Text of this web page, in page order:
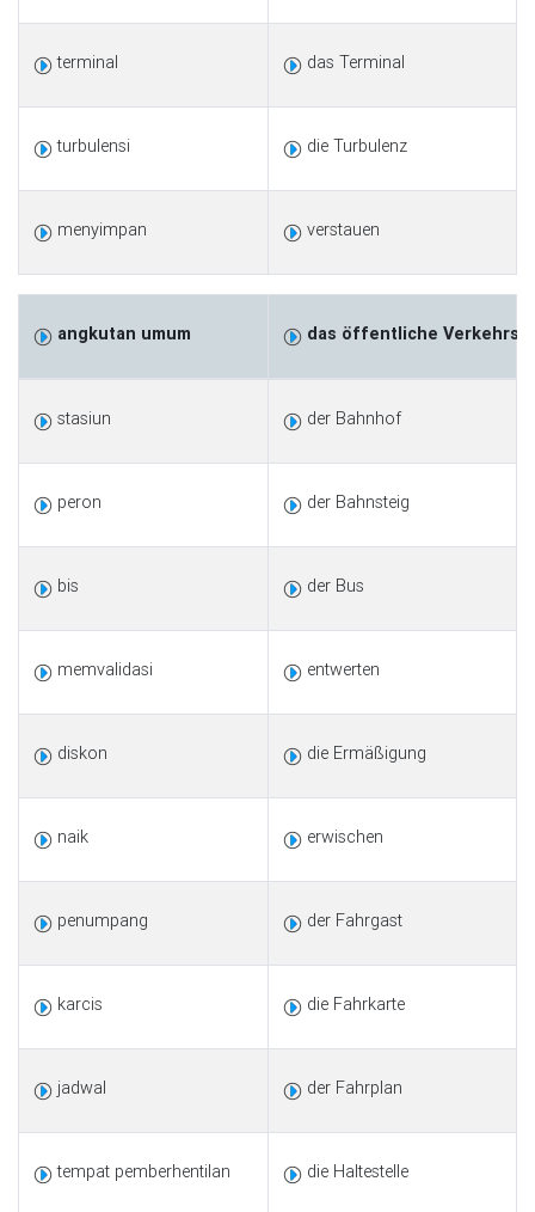
terminal das Terminal
turbulensi die Turbulenz
menyimpan verstauen
angkutan umum das öffentliche
stasiun der Bahnhof
peron der Bahnsteig
bis der Bus
memvalidasi entwerten
diskon die Ermäßigung
naik erwischen
penumpang der Fahrgast
karcis die Fahrkarte
jadwal der Fahrplan
tempat pemberhentilan die Haltestelle